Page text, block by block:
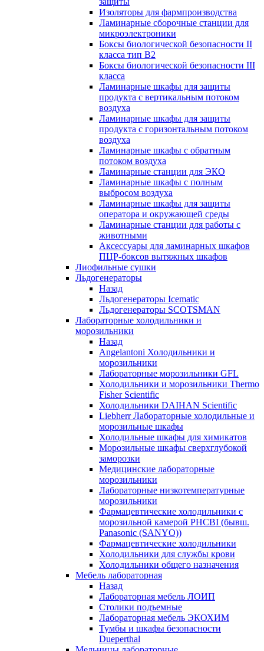
Изоляторы для фармпроизводства
Ламинарные сборочные станции для
микроэлектроники
Боксы биологической безопасности II
класса тип B2
Боксы биологической безопасности III
класса
Ламинарные шкафы для защиты
продукта с вертикальным потоком
воздуха
Ламинарные шкафы для защиты
продукта с горизонтальным потоком
воздуха
Ламинарные шкафы с обратным
потоком воздуха
Ламинарные станции для ЭКО
Ламинарные шкафы с полным
выбросом воздуха
Ламинарные шкафы для защиты
оператора и окружающей среды
Ламинарные станции для работы с
животными
Аксессуары для ламинарных шкафов
ПЦР-боксов вытяжных шкафов
Лиофильные сушки
Льдогенераторы
Назад
Льдогенераторы Icematic
Льдогенераторы SCOTSMAN
Лабораторные холодильники и
морозильники
Назад
Angelantoni Холодильники и
морозильники
Лабораторные морозильники GFL
Холодильники и морозильники Thermo
Fisher Scientific
Холодильники DAIHAN Scientific
Liebherr Лабораторные холодильные и
морозильные шкафы
Холодильные шкафы для химикатов
Морозильные шкафы сверхглубокой
заморозки
Медицинские лабораторные
морозильники
Лабораторные низкотемпературные
морозильники
Фармацевтические холодильники с
морозильной камерой PHCBI (бывш.
Panasonic (SANYO))
Фармацевтические холодильники
Холодильники для службы крови
Холодильники общего назначения
Мебель лабораторная
Назад
Лабораторная мебель ЛОИП
Столики подъемные
Лабораторная мебель ЭКОХИМ
Тумбы и шкафы безопасности
Dueperthal